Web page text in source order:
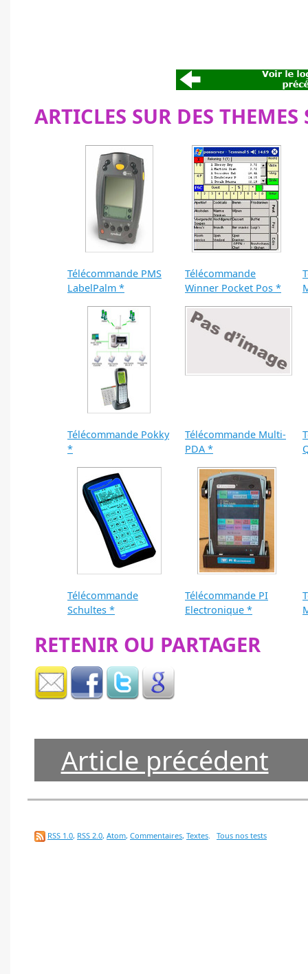
ARTICLES SUR DES
Télécommande PMS
LabelPalm *
Télécommande
Winner Pocket Pos *
Télécommande Pokky
*
Télécommande Multi-
PDA *
Télécommande
Schultes *
Télécommande PI
Electronique *
RETENIR OU PARTAGER
Article précédent
RSS 1.0, RSS 2.0, Atom, Commentaires, Textes. Tous nos tests